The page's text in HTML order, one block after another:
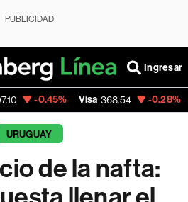
PUBLICIDAD
Ingresar
Visa 368.54 -0.28%
URUGUAY
de la nafta: